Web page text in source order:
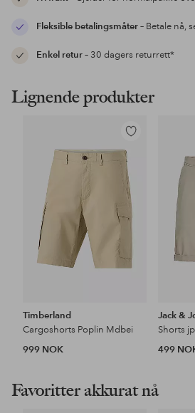
Fleksible betalingsmåter– Betale nå,
Enkel retur– 30 dagers returrett*
Lignende produkter
Legg
til
favoritter
Timberland
Cargoshorts Poplin Mdbei
999 NOK
Jack &
499
Favoritter akkurat nå